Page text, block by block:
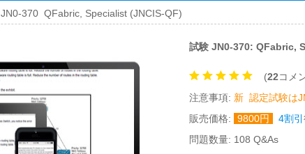
JN0-370 QFabric, Specialist (JNCIS-QF)
試験 JN0-370: QFabric,
(22コメ
注意事項: 新 認定試験は
販売価格:
9800円 4割引
問題数量: 108 Q&As